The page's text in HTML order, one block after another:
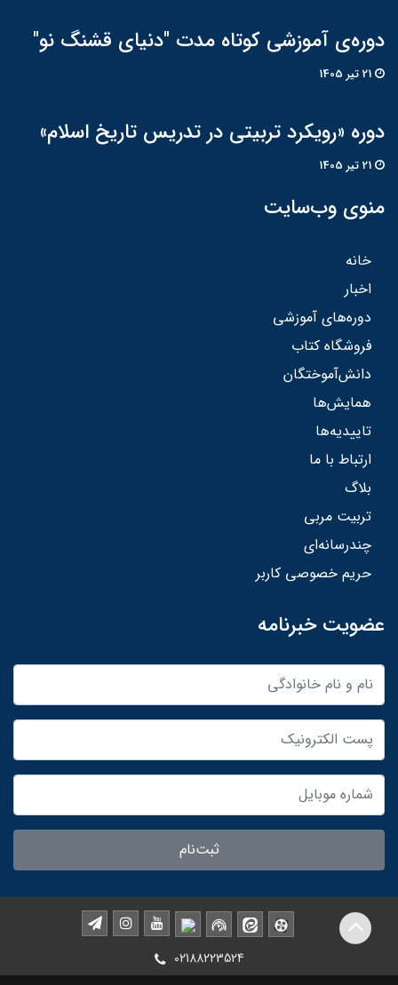
دوره‌ی آموزشی کوتاه مدت "دنیای قشنگ نو"
دوره «رویکرد تربیتی در تدریس تاریخ اسلام»
منوی وب‌سایت
خانه
اخبار
دوره‌های آموزشی
فروشگاه کتاب
دانش‌آموختگان
همایش‌ها
تاییدیه‌ها
ارتباط با ما
بلاگ
تربیت مربی
چندرسانه‌ای
حریم خصوصی کاربر
عضویت خبرنامه
ثبت‌نام
02188223524